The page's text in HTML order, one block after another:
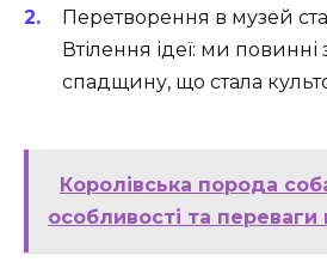
Перетворення в музей
Втілення ідеї: ми повинні
спадщину, що стала
Королівська порода
особливості та переваги